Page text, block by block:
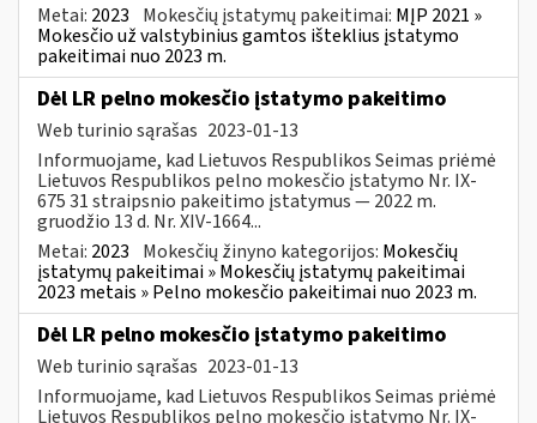
Metai: 2023 Mokesčių įstatymų pakeitimai: MĮP 2021 »
Mokesčio už valstybinius gamtos išteklius įstatymo
pakeitimai nuo 2023 m.
Dėl LR pelno mokesčio įstatymo pakeitimo
Web turinio sąrašas 2023-01-13
Informuojame, kad Lietuvos Respublikos Seimas priėmė
Lietuvos Respublikos pelno mokesčio įstatymo Nr. IX-
675 31 straipsnio pakeitimo įstatymus — 2022 m.
gruodžio 13 d. Nr. XIV-1664...
Metai: 2023 Mokesčių žinyno kategorijos: Mokesčių
įstatymų pakeitimai » Mokesčių įstatymų pakeitimai
2023 metais » Pelno mokesčio pakeitimai nuo 2023 m.
Dėl LR pelno mokesčio įstatymo pakeitimo
Web turinio sąrašas 2023-01-13
Informuojame, kad Lietuvos Respublikos Seimas priėmė
Lietuvos Respublikos pelno mokesčio įstatymo Nr. IX-